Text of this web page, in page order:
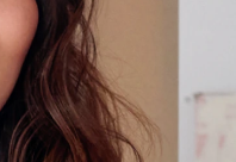
I miei ordini
I miei indirizzi
I miei abbonamenti
Русский
繁體中文